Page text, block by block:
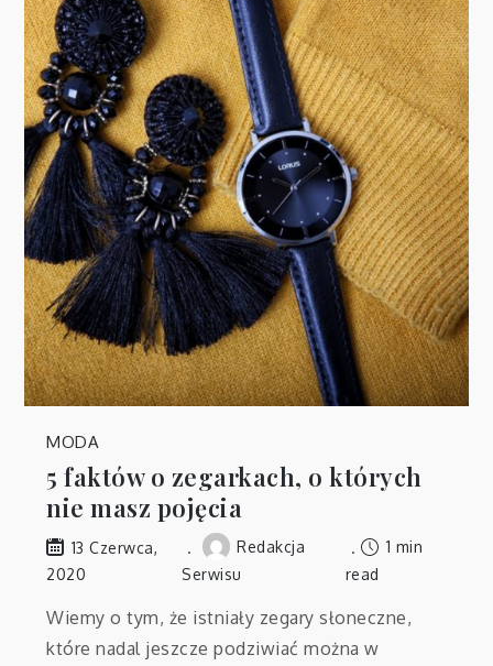
MODA
5 faktów o zegarkach, o których
nie masz pojęcia
13 Czerwca,
2020
Redakcja
Serwisu
1 min
read
Wiemy o tym, że istniały zegary słoneczne,
które nadal jeszcze podziwiać można w